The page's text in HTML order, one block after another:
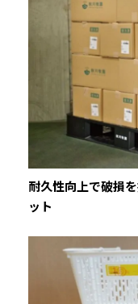
耐久性向上で破損
ット